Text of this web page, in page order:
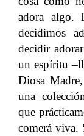
adora algo.
decidimos
decidir
un espíritu
Diosa
una
que
comerá viva.